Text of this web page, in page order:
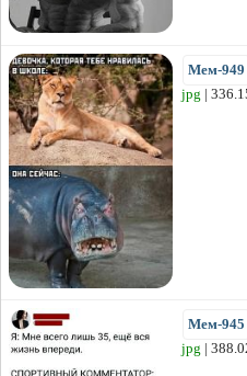
Мем-949
jpg |
Мем-945
jpg |